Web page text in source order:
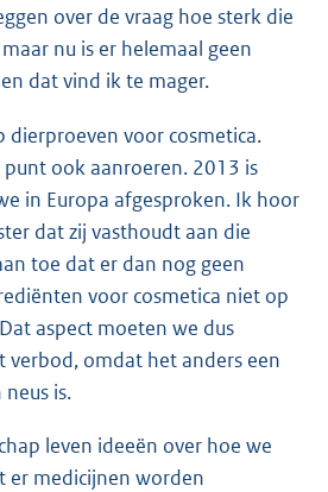
over de vraag hoe sterk die
nu is er helemaal geen
dat vind ik te mager.
dierproeven voor cosmetica.
punt ook aanroeren. 2013 is
in Europa afgesproken. Ik hoor
dat zij vasthoudt aan die
toe dat er dan nog geen
voor cosmetica niet op
aspect moeten we dus
verbod, omdat het anders een
is.
leven ideeën over hoe we
er medicijnen worden